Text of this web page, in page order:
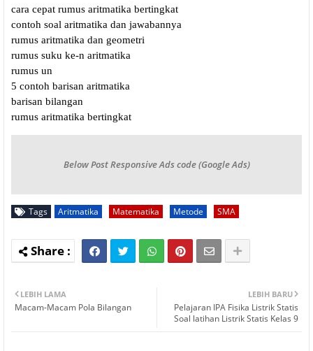
cara cepat rumus aritmatika bertingkat
contoh soal aritmatika dan jawabannya
rumus aritmatika dan geometri
rumus suku ke-n aritmatika
rumus un
5 contoh barisan aritmatika
barisan bilangan
rumus aritmatika bertingkat
Below Post Responsive Ads code (Google Ads)
Tags Aritmatika Matematika Metode SMA
LEBIH BARU
Pelajaran IPA Fisika Listrik Statis
Soal latihan Listrik Statis Kelas 9
LEBIH LAMA
Macam-Macam Pola Bilangan